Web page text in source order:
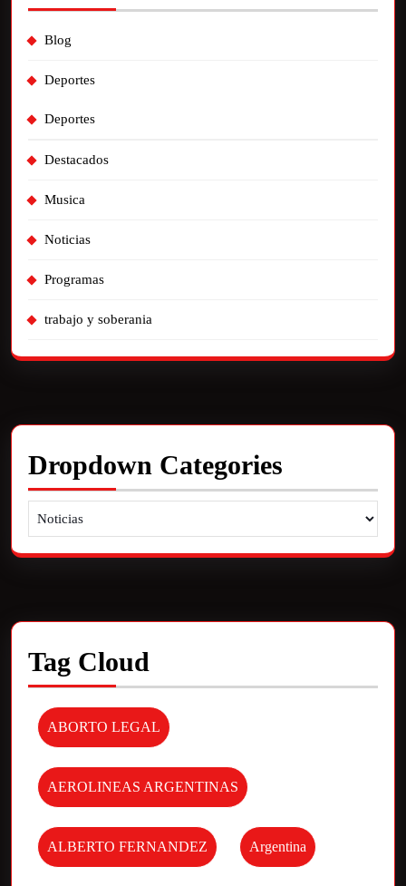
Blog
Deportes
Deportes
Destacados
Musica
Noticias
Programas
trabajo y soberania
Dropdown Categories
Tag Cloud
ABORTO LEGAL
AEROLINEAS ARGENTINAS
ALBERTO FERNANDEZ Argentina